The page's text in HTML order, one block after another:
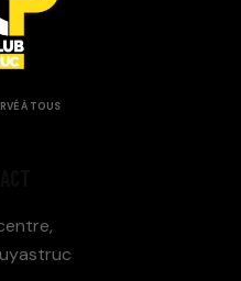
À TOUS